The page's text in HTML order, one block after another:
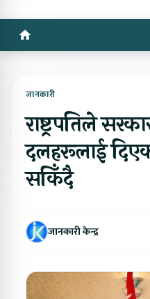
जानकारी
राष्ट्रपतिले
दलहरूलाई
सकिँदै
जानकारी केन्द्र